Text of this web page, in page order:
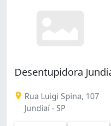
Desentupidora
Rua Luigi Spina, 107
Jundiaí - SP